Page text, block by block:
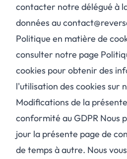
contacter notre délégué à
données au
Politique en matière de
consulter notre page
cookies pour obtenir des
l'utilisation des cookies sur
Modifications de la
conformité au GDPR Nous
jour la présente page de
de temps à autre. Nous